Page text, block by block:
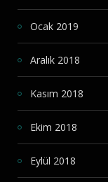
Ocak 2019
Aralık 2018
Kasım 2018
Ekim 2018
Eylül 2018